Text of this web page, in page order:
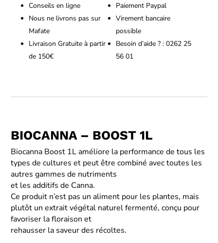
Conseils en ligne
Nous ne livrons pas sur
Mafate
Livraison Gratuite à partir
de 150€
Paiement Paypal
Virement bancaire
possible
Besoin d’aide ? : 0262 25
56 01
BIOCANNA – BOOST 1L
Biocanna Boost 1L améliore la performance de tous les
types de cultures et peut être combiné avec toutes les
autres gammes de nutriments
et les additifs de Canna.
Ce produit n’est pas un aliment pour les plantes, mais
plutôt un extrait végétal naturel fermenté, conçu pour
favoriser la floraison et
rehausser la saveur des récoltes.